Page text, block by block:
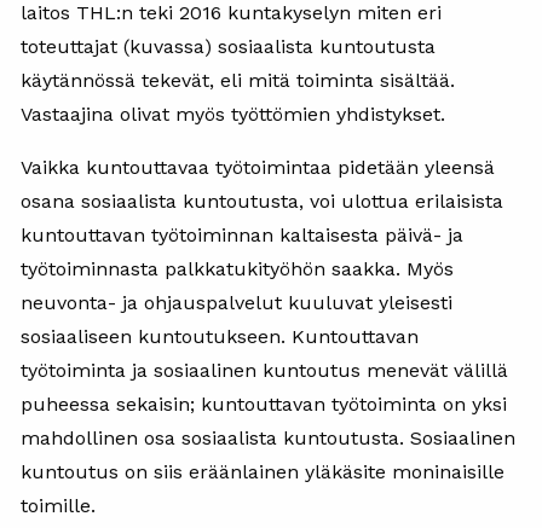
laitos THL:n teki 2016 kuntakyselyn miten eri
toteuttajat (kuvassa) sosiaalista kuntoutusta
käytännössä tekevät, eli mitä toiminta sisältää.
Vastaajina olivat myös työttömien yhdistykset.
Vaikka kuntouttavaa työtoimintaa pidetään yleensä
osana sosiaalista kuntoutusta, voi ulottua erilaisista
kuntouttavan työtoiminnan kaltaisesta päivä- ja
työtoiminnasta palkkatukityöhön saakka. Myös
neuvonta- ja ohjauspalvelut kuuluvat yleisesti
sosiaaliseen kuntoutukseen. Kuntouttavan
työtoiminta ja sosiaalinen kuntoutus menevät välillä
puheessa sekaisin; kuntouttavan työtoiminta on yksi
mahdollinen osa sosiaalista kuntoutusta. Sosiaalinen
kuntoutus on siis eräänlainen yläkäsite moninaisille
toimille.